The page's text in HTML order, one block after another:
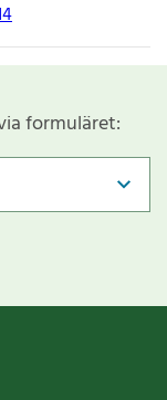
formuläret: